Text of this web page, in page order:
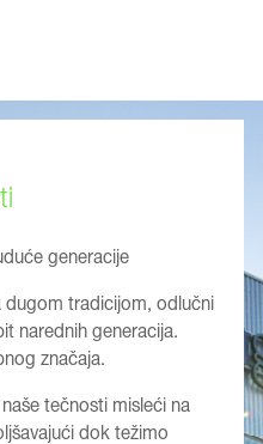
generacije
dugom tradicijom, odlučni
narednih generacija.
značaja.
tečnosti misleći na
dok težimo